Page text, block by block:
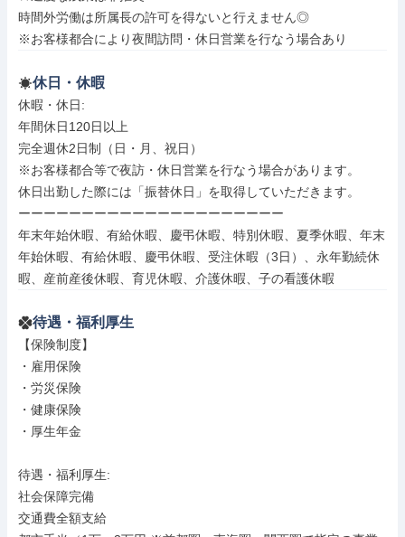
時間外労働は所属長の許可を得ないと行えません◎
※お客様都合により夜間訪問・休日営業を行なう場合あり
休日・休暇
休暇・休日:
年間休日120日以上
完全週休2日制（日・月、祝日）
※お客様都合等で夜訪・休日営業を行なう場合があります。
休日出勤した際には「振替休日」を取得していただきます。
ーーーーーーーーーーーーーーーーーーーーー
年末年始休暇、有給休暇、慶弔休暇、特別休暇、夏季休暇、年末
年始休暇、有給休暇、慶弔休暇、受注休暇（3日）、永年勤続休
暇、産前産後休暇、育児休暇、介護休暇、子の看護休暇
待遇・福利厚生
【保険制度】
・雇用保険
・労災保険
・健康保険
・厚生年金
待遇・福利厚生:
社会保障完備
交通費全額支給